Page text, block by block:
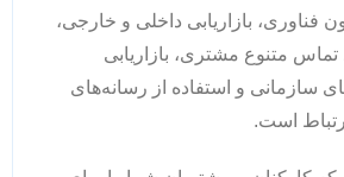
فناوری، بازاریابی داخلی و خارجی،
تماس متنوع مشتری، بازاریابی
سازمانی و استفاده از رسانه‌های
است.